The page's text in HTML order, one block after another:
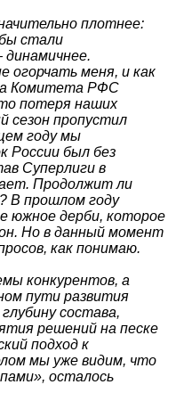
плотнее:
стали
огорчать меня, и как
Комитета РФС
потеря наших
сезон пропустил
году мы
России был без
Суперлиги в
Продолжит ли
В прошлом году
южное дерби, которое
Но в данный момент
как понимаю.
конкурентов, а
пути развития
состава,
решений на песке
подход к
мы уже видим, что
осталось